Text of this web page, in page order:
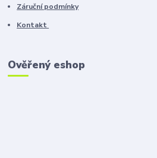
Záruční podmínky
Kontakt
Ověřený eshop